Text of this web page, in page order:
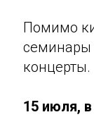
Помимо
семинары
концерты.
15 июля,